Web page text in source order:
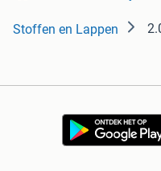
Stoffen en Lappen